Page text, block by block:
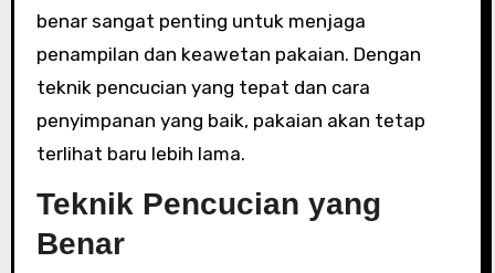
benar sangat penting untuk menjaga
penampilan dan keawetan pakaian. Dengan
teknik pencucian yang tepat dan cara
penyimpanan yang baik, pakaian akan tetap
terlihat baru lebih lama.
Teknik Pencucian yang
Benar